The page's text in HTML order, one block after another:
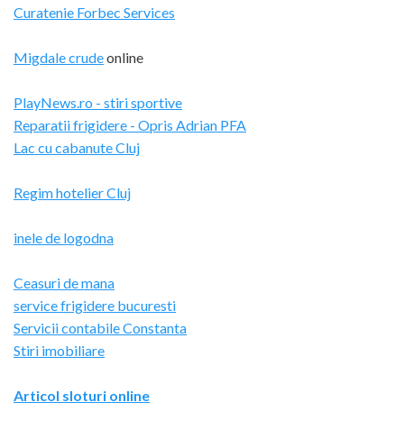
Curatenie Forbec Services
Migdale crudeonline
PlayNews.ro - stiri sportive
Reparatii frigidere - Opris Adrian PFA
Lac cu cabanute Cluj
Regim hotelier Cluj
inele de logodna
Ceasuri de mana
service frigidere bucuresti
Servicii contabile Constanta
Stiri imobiliare
Articol sloturi online